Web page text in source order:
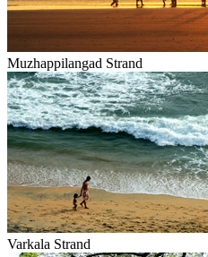
Muzhappilangad Strand
Varkala Strand